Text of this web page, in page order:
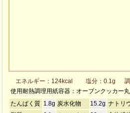
エネルギー：124kcal 塩分：0.1g
使用耐熱調理用紙容器：オーブンクッカー
たんぱく質 1.8g 炭水化物 15.2g ナトリ